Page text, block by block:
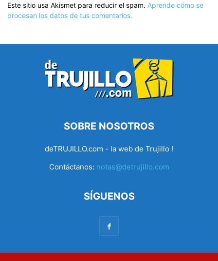
Este sitio usa Akismet para reducir el spam. Aprende cómo se
procesan los datos de tus comentarios.
SOBRE NOSOTROS
deTRUJILLO.com - la web de Trujillo !
Contáctanos: notas@detrujillo.com
SÍGUENOS